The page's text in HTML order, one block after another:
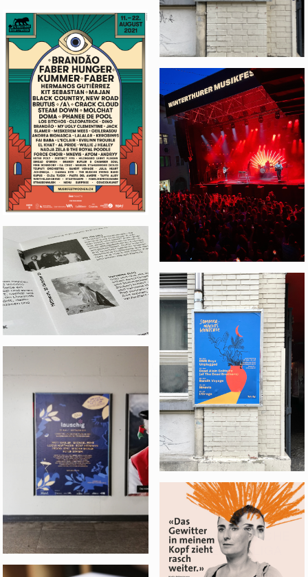
WINTERTHURER
MUSIKFESTWOCHEN
2021
WINTERTHURER
MUSIKFESTWOCHEN
2022
KW43 TAPTAB
TAPTAB,
LAUSCHIG - WORTE IM
FREIEN, WINTERTHUR
SCHWEIZERISCHE
EPILEPSIE-LIGA